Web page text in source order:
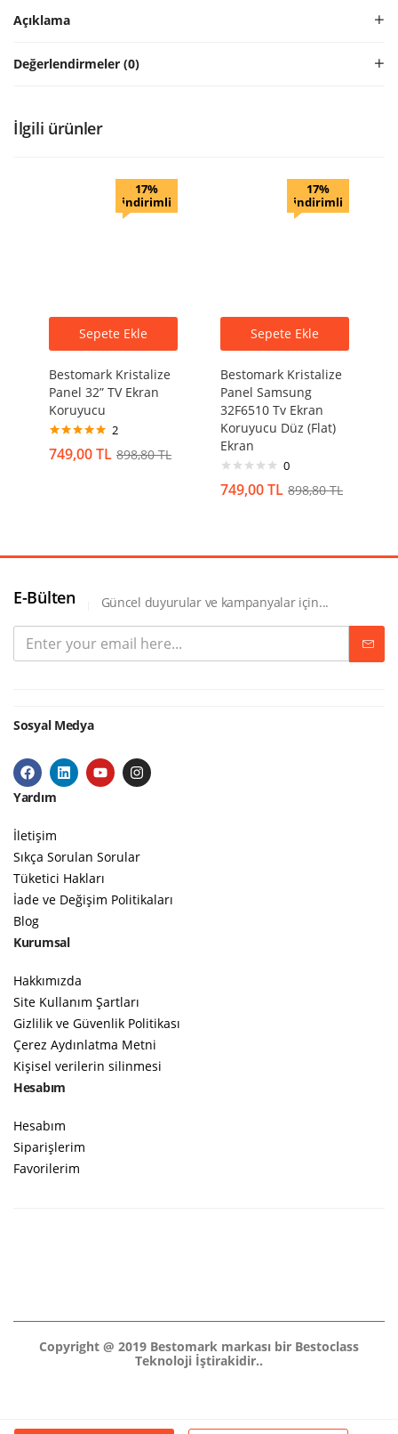
Açıklama
Değerlendirmeler (0)
İlgili ürünler
17%
indirimli
Sepete Ekle
Bestomark Kristalize
Panel 32” TV Ekran
Koruyucu
5.00oy aldı
2
749,00TL 898,80TL
17%
indirimli
Sepete Ekle
Bestomark Kristalize
Panel Samsung
32F6510 Tv Ekran
Koruyucu Düz (Flat)
Ekran
0
749,00TL 898,80TL
E-Bülten Güncel duyurular ve kampanyalar için...
Sosyal Medya
Yardım
İletişim
Sıkça Sorulan Sorular
Tüketici Hakları
İade ve Değişim Politikaları
Blog
Kurumsal
Hakkımızda
Site Kullanım Şartları
Gizlilik ve Güvenlik Politikası
Çerez Aydınlatma Metni
Kişisel verilerin silinmesi
Hesabım
Hesabım
Siparişlerim
Favorilerim
Copyright @ 2019 Bestomark markası bir Bestoclass
Teknoloji İştirakidir..